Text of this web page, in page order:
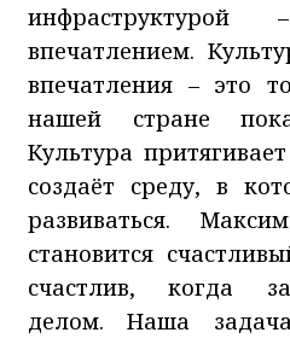
впечатлением.
впечатления – это
нашей стране
Культура
создаёт среду, в
развиваться.
становится
счастлив, когда
делом. Наша